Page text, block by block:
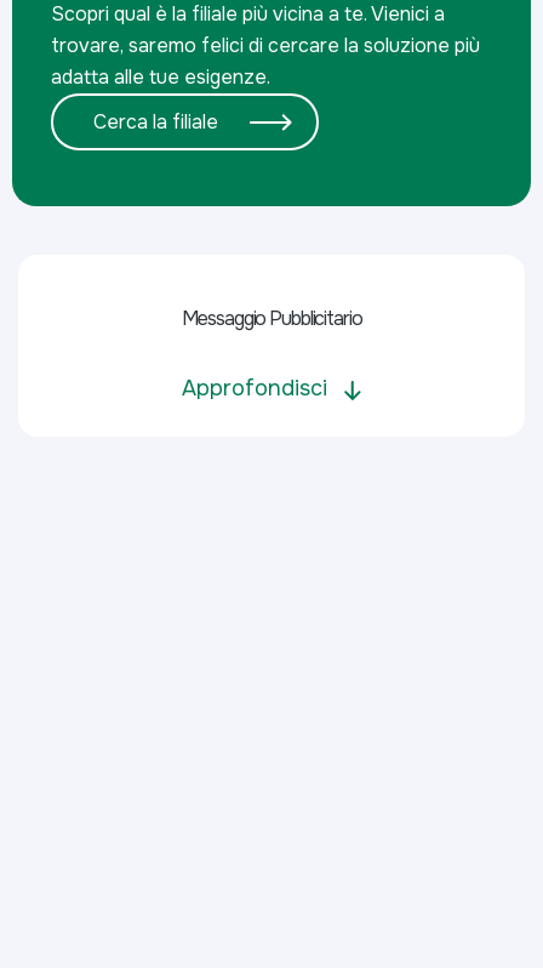
Scopri qual è la filiale più vicina a te. Vienici a
trovare, saremo felici di cercare la soluzione più
adatta alle tue esigenze.
Cerca la filiale
Messaggio Pubblicitario
Approfondisci